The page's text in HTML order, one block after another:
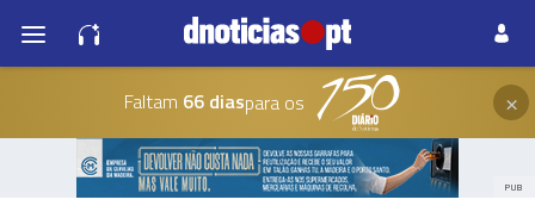
Faltam 66 diaspara os ×
PUB